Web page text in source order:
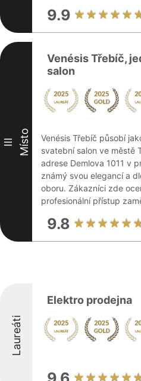
9.9
III Místo
Venésis Třebíč,
salon
Venésis Třebíč působí
svatební salon ve městě
adrese Demlova 1011 v
známý svou elegancí a
oboru. Zákazníci zde
profesionální přístup
9.8
Laureáti
Elektro prodejna